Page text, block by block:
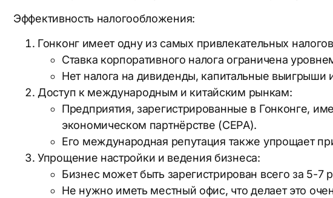
Эффективность налогообложения:
Гонконг имеет одну из самых привлекательных
Ставка корпоративного налога ограничена
Нет налога на дивиденды, капитальные
Доступ к международным и китайским рынкам:
Предприятия, зарегистрированные в Гонконге,
экономическом партнёрстве (CEPA).
Его международная репутация также упрощает
Упрощение настройки и ведения бизнеса:
Бизнес может быть зарегистрирован всего за 5-7
Не нужно иметь местный офис, что делает это